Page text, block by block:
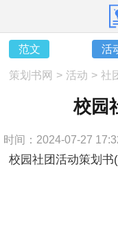
范文 活
策划书网 > 活动 > 社
校园
时间：2024-07-27
校园社团活动策划书